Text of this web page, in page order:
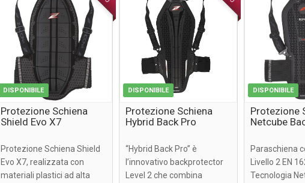
DISPONIBILE
Protezione Schiena
Shield Evo X7
Protezione Schiena Shield
Evo X7, realizzata con
materiali plastici ad alta
DISPONIBILE
Protezione Schiena
Hybrid Back Pro
“Hybrid Back Pro” è
l’innovativo backprotector
Level 2 che combina
DISPONIBILE
Protezione
Netcube
Paraschiena
Livello 2 EN
Tecnologia